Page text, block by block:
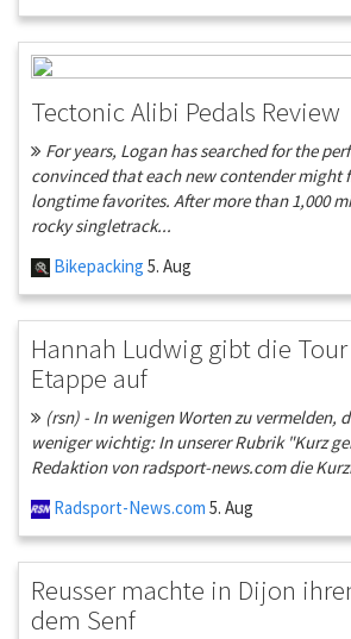
Tectonic Alibi Pedals Review
For years, Logan has searched for the
convinced that each new contender might
longtime favorites. After more than 1,000
rocky singletrack...
Bikepacking 5. Aug
Hannah Ludwig gibt die
Etappe auf
(rsn) - In wenigen Worten zu vermelden,
weniger wichtig: In unserer Rubrik "Kurz
Redaktion von radsport-news.com die
Radsport-News.com 5. Aug
Reusser machte in Dijon
dem Senf